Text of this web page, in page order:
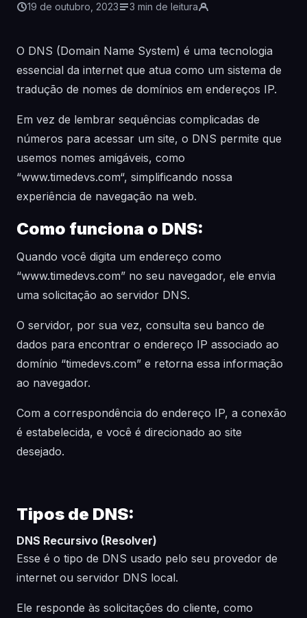
19 de outubro, 2023 3 min de leitura
O DNS (Domain Name System) é uma tecnologia
essencial da internet que atua como um sistema de
tradução de nomes de domínios em endereços IP.
Em vez de lembrar sequências complicadas de
números para acessar um site, o DNS permite que
usemos nomes amigáveis, como
“www.timedevs.com“, simplificando nossa
experiência de navegação na web.
Como funciona o DNS:
Quando você digita um endereço como
“www.timedevs.com” no seu navegador, ele envia
uma solicitação ao servidor DNS.
O servidor, por sua vez, consulta seu banco de
dados para encontrar o endereço IP associado ao
domínio “timedevs.com” e retorna essa informação
ao navegador.
Com a correspondência do endereço IP, a conexão
é estabelecida, e você é direcionado ao site
desejado.
Tipos de DNS:
DNS Recursivo (Resolver)
Esse é o tipo de DNS usado pelo seu provedor de
internet ou servidor DNS local.
Ele responde às solicitações do cliente, como